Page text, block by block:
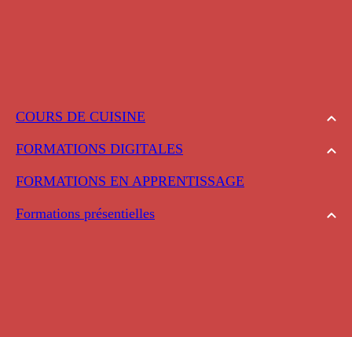
COURS DE CUISINE
FORMATIONS DIGITALES
FORMATIONS EN APPRENTISSAGE
Formations présentielles